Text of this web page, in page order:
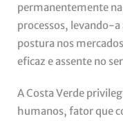
permanentemente
processos, levando-
postura nos
eficaz e assente no
A Costa Verde
humanos, fator que